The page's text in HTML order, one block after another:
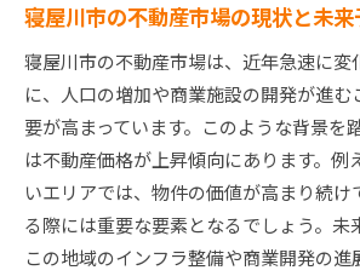
販売期間を最適化する方法
寝屋川市での成功事例に学ぶ
地域密着型のアプローチで付
寝屋川市不動産売却における魅力
購買意欲を高める内覧会の演
プロフェッショナルな物件写
ク
寝屋川市の不動産市場の現状と未来
寝屋川市の不動産市場は、近年急速に変
に、人口の増加や商業施設の開発が進む
要が高まっています。このような背景を
は不動産価格が上昇傾向にあります。例
いエリアでは、物件の価値が高まり続け
る際には重要な要素となるでしょう。未
この地域のインフラ整備や商業開発の